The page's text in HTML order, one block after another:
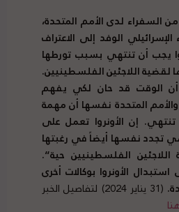
السفراء لدى الأمم المتحدة،
الإسرائيلي الوفد إلى الاعتراف
يجب أن تنتهي بسبب تورطها
لقضية اللاجئين الفلسطينيين.
الوقت قد حان لكي يفهم
المتحدة نفسها أن مهمة
تنتهي. إن الأونروا تعمل على
تجدد نفسها أيضاً في رغبتها
الفلسطينيين حية“.
استبدال الأونروا بوكالات أخرى
.
(31 يناير 2024) لتفاصيل الخبر